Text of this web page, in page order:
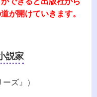
が開けていきます。
説家
ズ』）